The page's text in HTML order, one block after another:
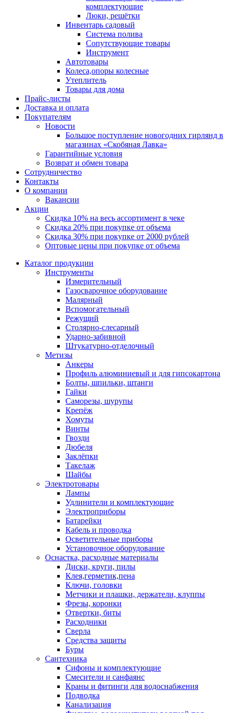
комплектующие
Люки, решётки
Инвентарь садовый
Система полива
Сопутствующие товары
Инструмент
Автотовары
Колеса,опоры колесные
Утеплитель
Товары для дома
Прайс-листы
Доставка и оплата
Покупателям
Новости
Большое поступление новогодних гирлянд в
магазинах «Скобяная Лавка»
Гарантийные условия
Возврат и обмен товара
Сотрудничество
Контакты
О компании
Вакансии
Акции
Скидка 10% на весь ассортимент в чеке
Скидка 20% при покупке от объема
Скидка 30% при покупке от 2000 рублей
Оптовые цены при покупке от объема
Каталог продукции
Инструменты
Измерительный
Газосварочное оборудование
Малярный
Вспомогательный
Режущий
Столярно-слесарный
Ударно-забивной
Штукатурно-отделочный
Метизы
Анкеры
Профиль алюминиевый и для гипсокартона
Болты, шпильки, штанги
Гайки
Саморезы, шурупы
Крепёж
Хомуты
Винты
Гвозди
Дюбеля
Заклёпки
Такелаж
Шайбы
Электротовары
Лампы
Удлинители и комплектующие
Электроприборы
Батарейки
Кабель и проводка
Осветительные приборы
Установочное оборудование
Оснастка, расходные материалы
Диски, круги, пилы
Клея,герметик,пена
Ключи, головки
Метчики и плашки, держатели, клуппы
Фрезы, коронки
Отвертки, биты
Расходники
Сверла
Средства защиты
Буры
Сантехника
Сифоны и комплектующие
Смесители и санфаянс
Краны и фитинги для водоснабжения
Подводка
Канализация